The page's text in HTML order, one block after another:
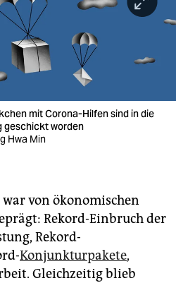
mit Corona-Hilfen sind in die
geschickt worden
Hwa Min
war von ökonomischen
Rekord-Einbruch der
Rekord-
Konjunkturpakete,
Gleichzeitig blieb